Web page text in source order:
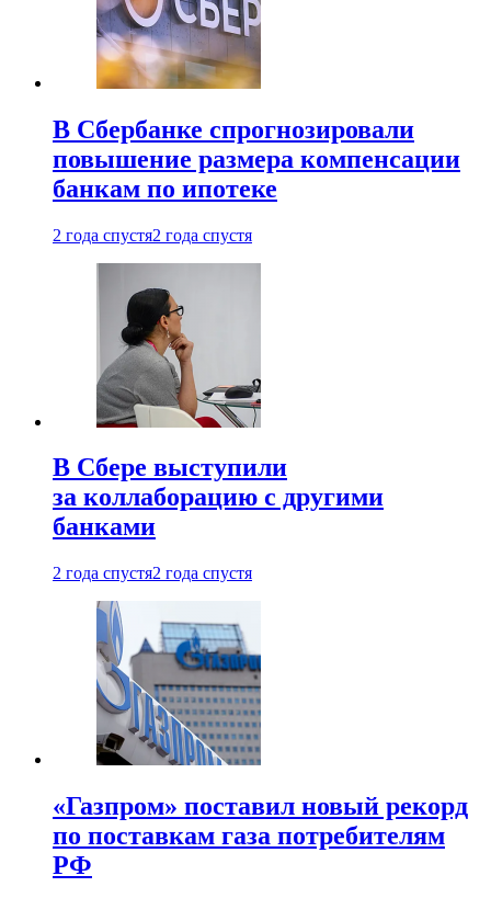
В Сбербанке спрогнозировали
повышение размера компенсации
банкам по ипотеке
2 года спустя2 года спустя
В Сбере выступили
за коллаборацию с другими
банками
2 года спустя2 года спустя
«Газпром» поставил новый рекорд
по поставкам газа потребителям
РФ